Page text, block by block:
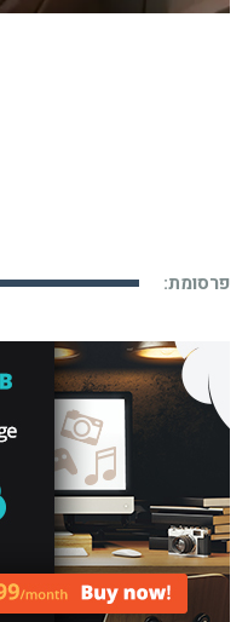
פרסומת: